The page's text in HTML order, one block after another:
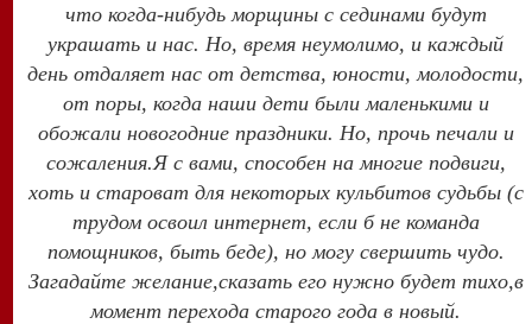
что когда-нибудь морщины с сединами будут
украшать и нас. Но, время неумолимо, и каждый
день отдаляет нас от детства, юности, молодости,
от поры, когда наши дети были маленькими и
обожали новогодние праздники. Но, прочь печали и
сожаления.Я с вами, способен на многие подвиги,
хоть и староват для некоторых кульбитов судьбы (с
трудом освоил интернет, если б не команда
помощников, быть беде), но могу свершить чудо.
Загадайте желание,сказать его нужно будет тихо,в
момент перехода старого года в новый.